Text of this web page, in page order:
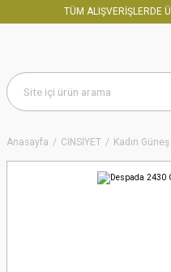
TÜM ALIŞVERİŞLERDE
Anasayfa CİNSİYET Kadın